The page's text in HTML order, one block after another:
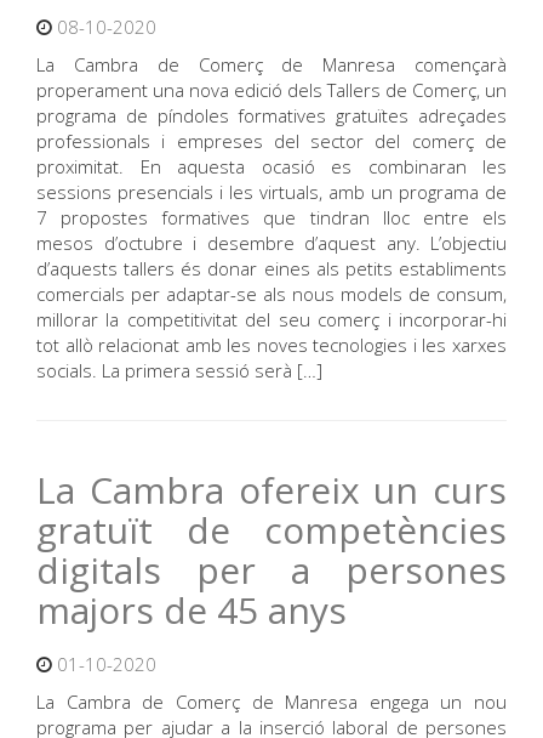
08-10-2020
La Cambra de Comerç de Manresa començarà
properament una nova edició dels Tallers de Comerç, un
programa de píndoles formatives gratuïtes adreçades
professionals i empreses del sector del comerç de
proximitat. En aquesta ocasió es combinaran les
sessions presencials i les virtuals, amb un programa de
7 propostes formatives que tindran lloc entre els
mesos d’octubre i desembre d’aquest any. L’objectiu
d’aquests tallers és donar eines als petits establiments
comercials per adaptar-se als nous models de consum,
millorar la competitivitat del seu comerç i incorporar-hi
tot allò relacionat amb les noves tecnologies i les xarxes
socials. La primera sessió serà […]
La Cambra ofereix un curs
gratuït de competències
digitals per a persones
majors de 45 anys
01-10-2020
La Cambra de Comerç de Manresa engega un nou
programa per ajudar a la inserció laboral de persones